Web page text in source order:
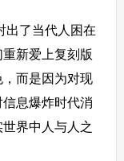
出了当代人困在
新爱上复刻版
而是因为对现
息爆炸时代消
界中人与人之